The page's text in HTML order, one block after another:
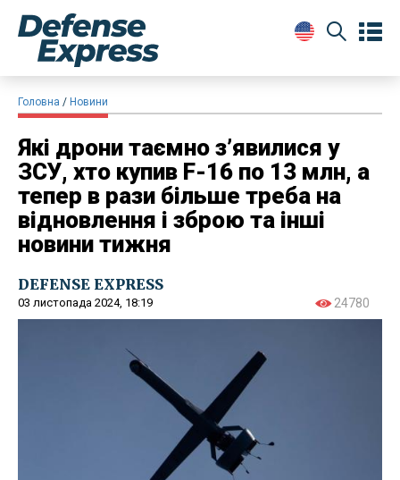
Головна Новини
Які дрони таємно з’явилися у
ЗСУ, хто купив F-16 по 13 млн, а
тепер в рази більше треба на
відновлення і зброю та інші
новини тижня
DEFENSE EXPRESS
03 листопада 2024, 18:19 24780